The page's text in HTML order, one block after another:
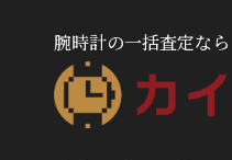
腕時計の一括査定なら